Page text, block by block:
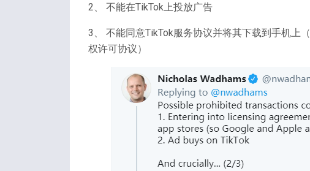
2、 不能在TikTok上投放广告
3、 不能同意TikTok服务协议并将其下载到手机上
权许可协议）